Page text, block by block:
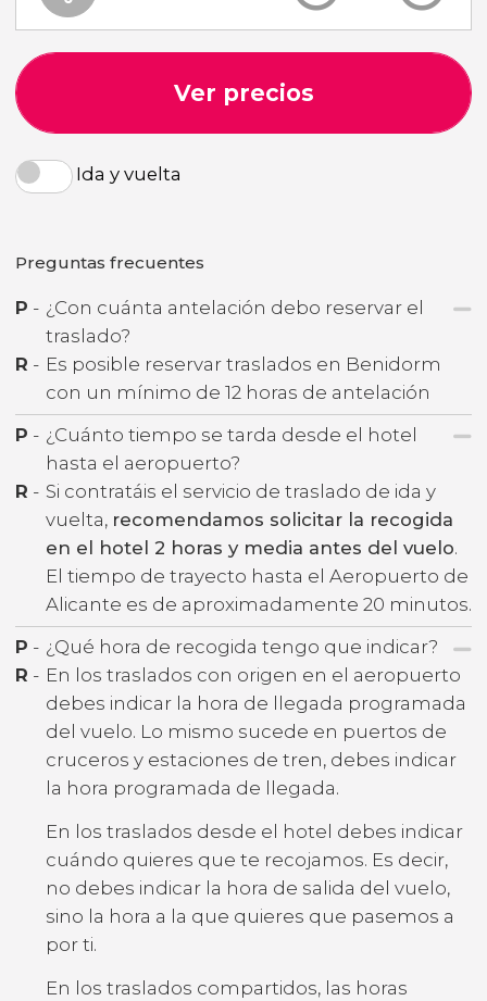
Ver precios
Ida y vuelta
Preguntas frecuentes
P - ¿Con cuánta antelación debo reservar el
traslado?
R - Es posible reservar traslados en Benidorm
con un mínimo de 12 horas de antelación
P - ¿Cuánto tiempo se tarda desde el hotel
hasta el aeropuerto?
R - Si contratáis el servicio de traslado de ida y
vuelta, recomendamos solicitar la recogida
en el hotel 2 horas y media antes del vuelo.
El tiempo de trayecto hasta el Aeropuerto de
Alicante es de aproximadamente 20 minutos.
P - ¿Qué hora de recogida tengo que indicar?
R - En los traslados con origen en el aeropuerto
debes indicar la hora de llegada programada
del vuelo. Lo mismo sucede en puertos de
cruceros y estaciones de tren, debes indicar
la hora programada de llegada.
En los traslados desde el hotel debes indicar
cuándo quieres que te recojamos. Es decir,
no debes indicar la hora de salida del vuelo,
sino la hora a la que quieres que pasemos a
por ti.
En los traslados compartidos, las horas